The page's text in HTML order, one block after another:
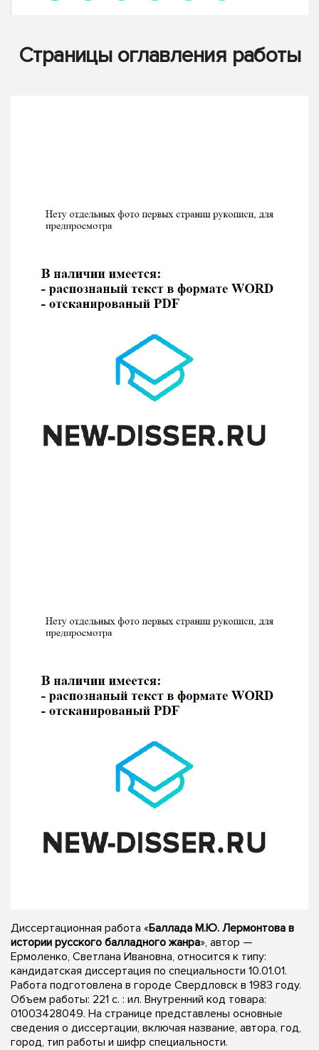
Страницы оглавления работы
Диссертационная работа «Баллада М.Ю. Лермонтова в
истории русского балладного жанра», автор —
Ермоленко, Светлана Ивановна, относится к типу:
кандидатская диссертация по специальности 10.01.01.
Работа подготовлена в городе Свердловск в 1983 году.
Объем работы: 221 c. : ил. Внутренний код товара:
01003428049. На странице представлены основные
сведения о диссертации, включая название, автора, год,
город, тип работы и шифр специальности.